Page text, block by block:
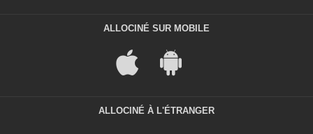
ALLOCINÉ SUR MOBILE
ALLOCINÉ À L'ÉTRANGER